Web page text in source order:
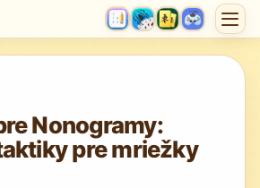
Nonogramy:
pre mriežky